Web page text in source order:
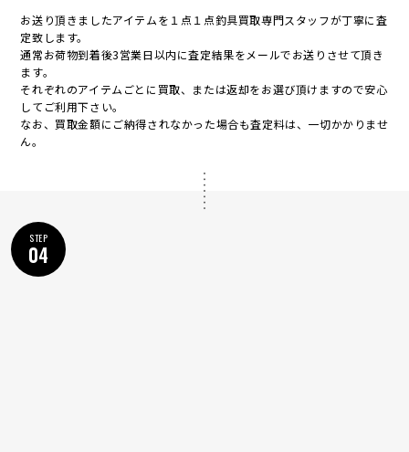
お送り頂きましたアイテムを１点１点釣具買取専門スタッフが丁寧に査
定致します。
通常お荷物到着後3営業日以内に査定結果をメールでお送りさせて頂き
ます。
それぞれのアイテムごとに買取、または返却をお選び頂けますので安心
してご利用下さい。
なお、買取金額にご納得されなかった場合も査定料は、一切かかりませ
ん。
STEP
04